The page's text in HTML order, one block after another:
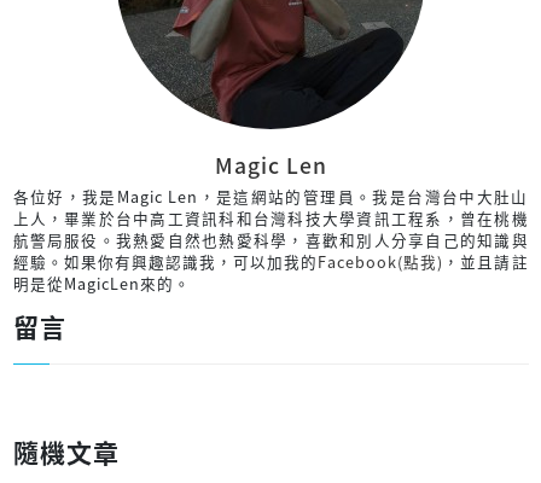
Magic Len
各位好，我是Magic Len，是這網站的管理員。我是台灣台中大肚山
上人，畢業於台中高工資訊科和台灣科技大學資訊工程系，曾在桃機
航警局服役。我熱愛自然也熱愛科學，喜歡和別人分享自己的知識與
經驗。如果你有興趣認識我，可以加我的Facebook(點我) ，並且請註
明是從MagicLen來的。
留言
隨機文章